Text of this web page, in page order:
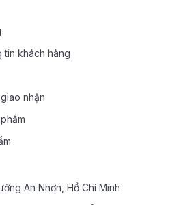
tin khách hàng
nhận
An Nhơn, Hồ Chí Minh